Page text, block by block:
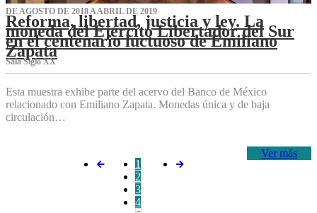
DE AGOSTO DE 2018 A ABRIL DE 2019
Reforma, libertad, justicia y ley. La
moneda del Ejército Libertador del Sur
en el centenario luctuoso de Emiliano
Zapata
Sala Siglo XX
Esta muestra exhibe parte del acervo del Banco de México
relacionado con Emiliano Zapata. Monedas única y de baja
circulación…
Ver más
1
2
3
4